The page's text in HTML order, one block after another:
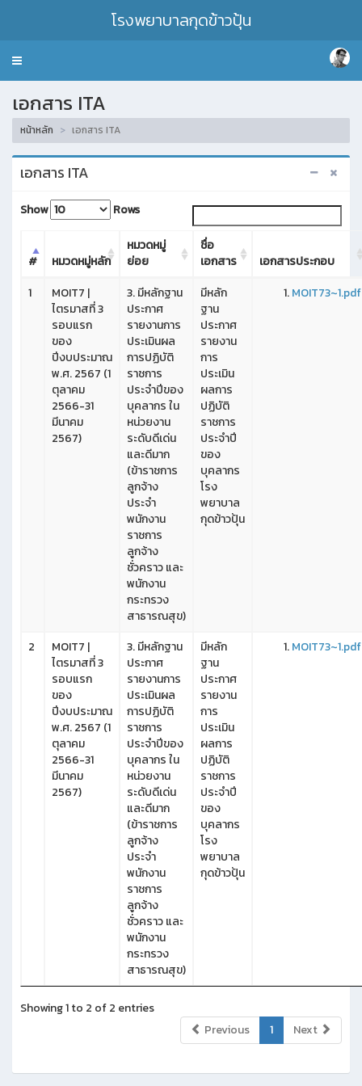
โรงพยาบาลกุดข้าวปุ้น
Toggle
เอกสาร ITA
หน้าหลัก เอกสาร ITA
เอกสาร ITA
Show Rows
# หมวดหมู่หลัก
หมวดหมู่
ย่อย
ชื่อ
เอกสาร
เอกสารประกอบ
1
MOIT7 |
ไตรมาสที่ 3
รอบแรก
ของ
ปีงบประมาณ
พ.ศ. 2567 (1
ตุลาคม
2566-31
มีนาคม
2567)
3. มีหลักฐาน
ประกาศ
รายงานการ
ประเมินผล
การปฏิบัติ
ราชการ
ประจำปีของ
บุคลากร ใน
หน่วยงาน
ระดับดีเด่น
และดีมาก
(ข้าราชการ
ลูกจ้าง
ประจำ
พนักงาน
ราชการ
ลูกจ้าง
ชั่วคราว และ
พนักงาน
กระทรวง
สาธารณสุข)
มีหลัก
ฐาน
ประกาศ
รายงาน
การ
ประเมิน
ผลการ
ปฏิบัติ
ราชการ
ประจำปี
ของ
บุคลากร
โรง
พยาบาล
กุดข้าวปุ้น
MOIT73~1.pdf
2
MOIT7 |
ไตรมาสที่ 3
รอบแรก
ของ
ปีงบประมาณ
พ.ศ. 2567 (1
ตุลาคม
2566-31
มีนาคม
2567)
3. มีหลักฐาน
ประกาศ
รายงานการ
ประเมินผล
การปฏิบัติ
ราชการ
ประจำปีของ
บุคลากร ใน
หน่วยงาน
ระดับดีเด่น
และดีมาก
(ข้าราชการ
ลูกจ้าง
ประจำ
พนักงาน
ราชการ
ลูกจ้าง
ชั่วคราว และ
พนักงาน
กระทรวง
สาธารณสุข)
มีหลัก
ฐาน
ประกาศ
รายงาน
การ
ประเมิน
ผลการ
ปฏิบัติ
ราชการ
ประจำปี
ของ
บุคลากร
โรง
พยาบาล
กุดข้าวปุ้น
MOIT73~1.pdf
Showing 1 to 2 of 2 entries
Previous
1 Next